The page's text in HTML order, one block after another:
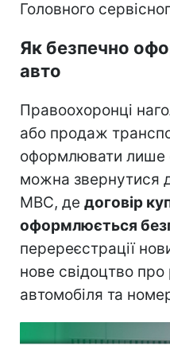
Головного
Як безпечно
авто
Правоохоронці
або продаж
оформлювати лише
можна звернутися
МВС, де договір
оформлюється
перереєстрації
нове свідоцтво
автомобіля та